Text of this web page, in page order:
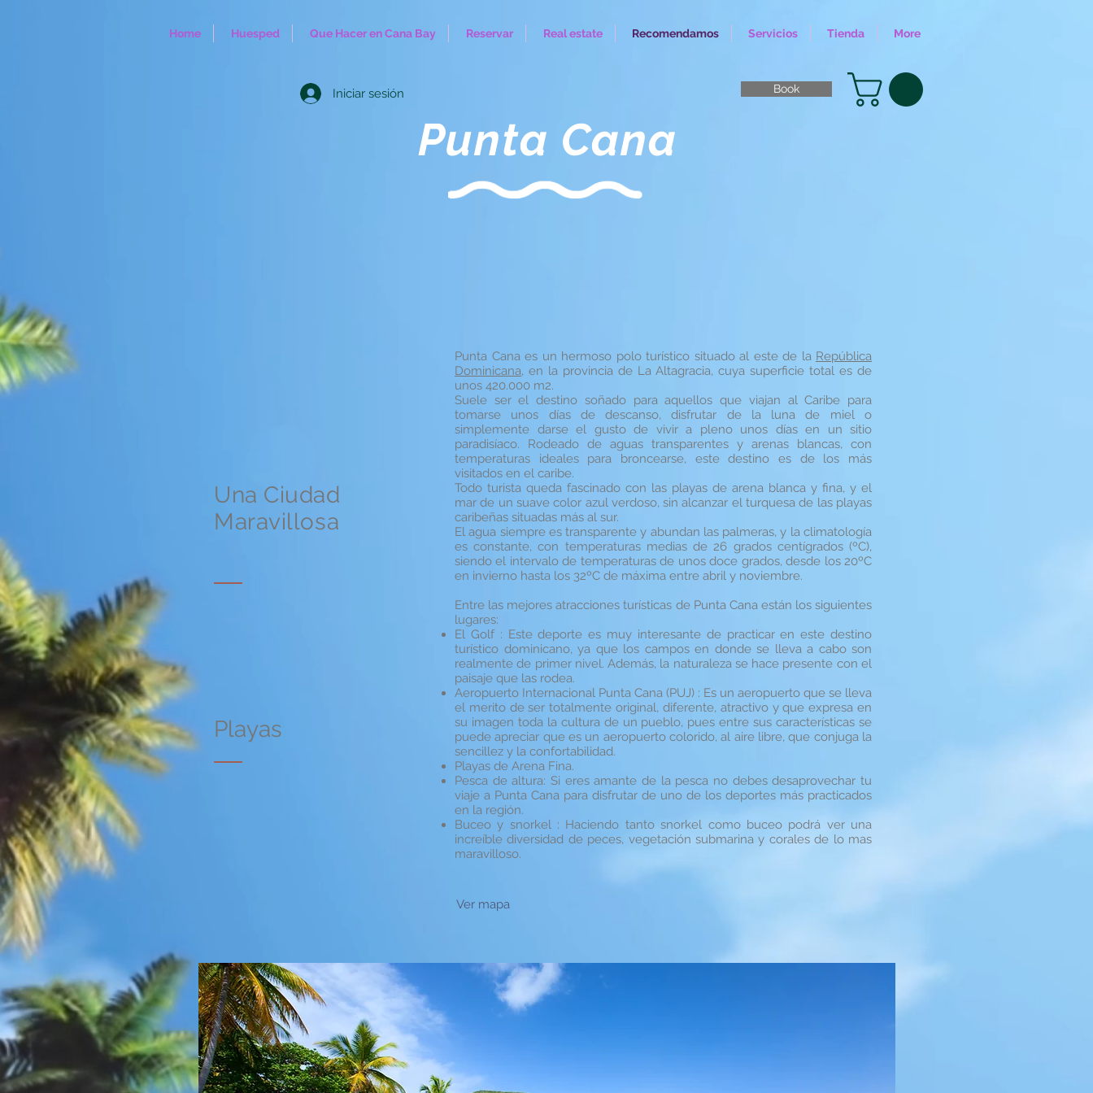
Home Huesped Que Hacer en Cana Bay Reservar Real estate Recomendamos Servicios Tienda More
Iniciar sesión Book
Punta Cana
Una Ciudad
Maravillosa
Playas
Punta Cana es un hermoso polo turístico situado al este de la República
Dominicana, en la provincia de La Altagracia, cuya superficie total es de
unos 420.000 m2.
Suele ser el destino soñado para aquellos que viajan al Caribe para
tomarse unos días de descanso, disfrutar de la luna de miel o
simplemente darse el gusto de vivir a pleno unos días en un sitio
paradisíaco. Rodeado de aguas transparentes y arenas blancas, con
temperaturas ideales para broncearse, este destino es de los más
visitados en el caribe.
Todo turista queda fascinado con las playas de arena blanca y fina, y el
mar de un suave color azul verdoso, sin alcanzar el turquesa de las playas
caribeñas situadas más al sur.
El agua siempre es transparente y abundan las palmeras, y la climatología
es constante, con temperaturas medias de 26 grados centígrados (ºC),
siendo el intervalo de temperaturas de unos doce grados, desde los 20ºC
en invierno hasta los 32ºC de máxima entre abril y noviembre.
Entre las mejores atracciones turísticas de Punta Cana están los siguientes
lugares:
El Golf : Este deporte es muy interesante de practicar en este destino
turístico dominicano, ya que los campos en donde se lleva a cabo son
realmente de primer nivel. Además, la naturaleza se hace presente con el
paisaje que las rodea.
Aeropuerto Internacional Punta Cana (PUJ) : Es un aeropuerto que se lleva
el merito de ser totalmente original, diferente, atractivo y que expresa en
su imagen toda la cultura de un pueblo, pues entre sus características se
puede apreciar que es un aeropuerto colorido, al aire libre, que conjuga la
sencillez y la confortabilidad.
Playas de Arena Fina.
Pesca de altura: Si eres amante de la pesca no debes desaprovechar tu
viaje a Punta Cana para disfrutar de uno de los deportes más practicados
en la región.
Buceo y snorkel : Haciendo tanto snorkel como buceo podrá ver una
increíble diversidad de peces, vegetación submarina y corales de lo mas
maravilloso.
Ver mapa